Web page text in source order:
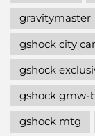
gravitymaster
gshock city
gshock
gshock gmw-
gshock mtg